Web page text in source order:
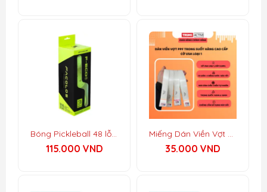
10.000 VND.
Bóng Pickleball 48 lỗ – Facolos F-Eco 48
115.000 VND
Miếng Dán Viền Vợt Pickleball PPF Trong Suốt 8.5mil USA
35.000 VND